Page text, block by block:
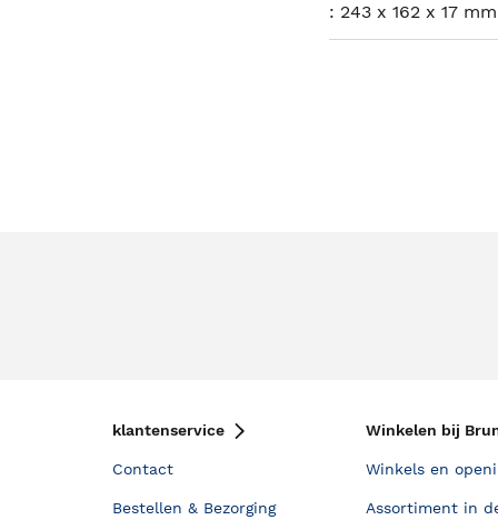
: 243 x 162 x 17
klantenservice
Contact
Bestellen & Bezorging
Winkelen bij
Winkels en
Assortiment in